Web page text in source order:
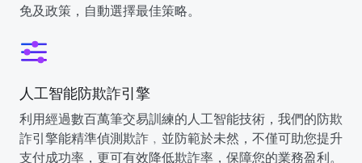
免及政策，自動選擇最佳策略。
人工智能防欺詐引擎
利用經過數百萬筆交易訓練的人工智能技術，我們的防欺
詐引擎能精準偵測欺詐﹐並防範於未然，不僅可助您提升
支付成功率，更可有效降低欺詐率，保障您的業務盈利。